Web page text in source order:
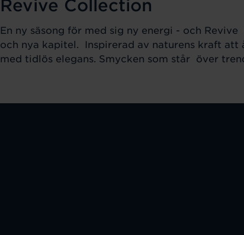
Revive Collection
En ny säsong för med sig ny energi - och
och nya kapitel. Inspirerad av naturens kraft
med tidlös elegans. Smycken som står över